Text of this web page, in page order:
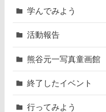
学んでみよう
活動報告
熊谷元一写真童画館
終了したイベント
行ってみよう